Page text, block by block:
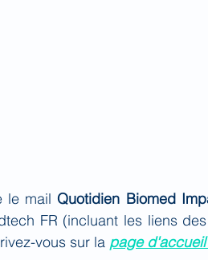
le mail Quotidien Biomed
FR (incluant les liens
vous sur la page